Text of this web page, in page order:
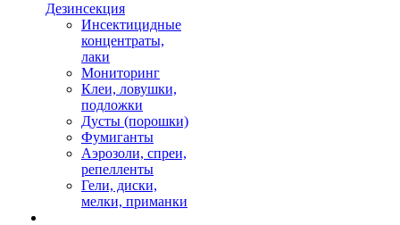
Дезинсекция
Инсектицидные
концентраты,
лаки
Мониторинг
Клеи, ловушки,
подложки
Дусты (порошки)
Фумиганты
Аэрозоли, спреи,
репелленты
Гели, диски,
мелки, приманки